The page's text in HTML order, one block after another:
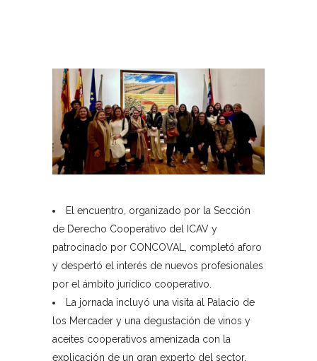
El encuentro, organizado por la Sección
de Derecho Cooperativo del ICAV y
patrocinado por CONCOVAL, completó aforo
y despertó el interés de nuevos profesionales
por el ámbito jurídico cooperativo.
La jornada incluyó una visita al Palacio de
los Mercader y una degustación de vinos y
aceites cooperativos amenizada con la
explicación de un gran experto del sector.